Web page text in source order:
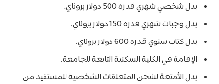
بدل شخصي شهري قدره 500 دولار بروناي.
بدل وجبات شهري قدره 150 دولار بروناي.
بدل كتاب سنوي قدره 600 دولار بروناي.
الإقامة في الكلية السكنية التابعة للجامعة.
بدل الأمتعة لشحن المتعلقات الشخصية للمستفيد من